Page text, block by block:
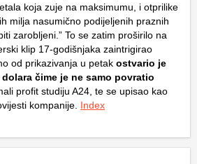
koja zuje na maksimumu, i otprilike
milja nasumično podijeljenih praznih
zarobljeni.” To se zatim proširilo na
klip 17-godišnjaka zaintrigirao
od prikazivanja u petak ostvario je
čime je ne samo povratio
profit studiju A24, te se upisao kao
kompanije. Index